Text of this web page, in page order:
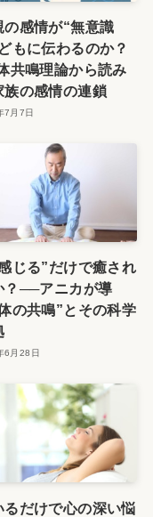
の感情が“無意識
もに伝わるのか？
共鳴理論から読み
族の感情の連鎖
7月7日
じる”だけで癒され
？──アニカが導
の共鳴”とその科学
6月28日
るだけで心の深い悩